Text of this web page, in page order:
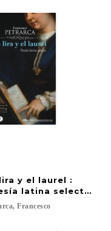
y el laurel :
latina selecta
Francesco